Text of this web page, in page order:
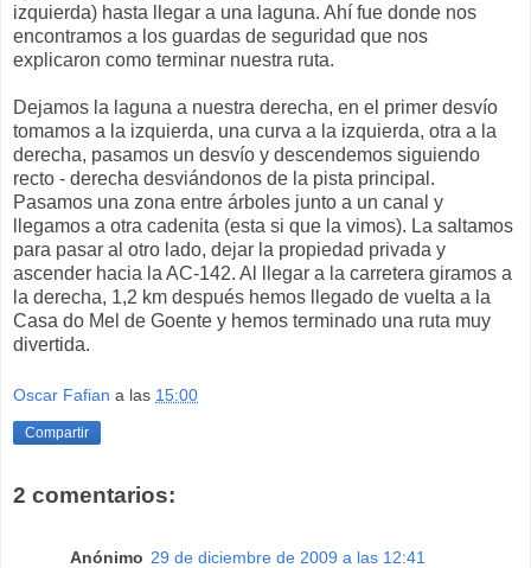
izquierda) hasta llegar a una laguna. Ahí fue donde nos
encontramos a los guardas de seguridad que nos
explicaron como terminar nuestra ruta.
Dejamos la laguna a nuestra derecha, en el primer desvío
tomamos a la izquierda, una curva a la izquierda, otra a la
derecha, pasamos un desvío y descendemos siguiendo
recto - derecha desviándonos de la pista principal.
Pasamos una zona entre árboles junto a un canal y
llegamos a otra cadenita (esta si que la vimos). La saltamos
para pasar al otro lado, dejar la propiedad privada y
ascender hacia la AC-142. Al llegar a la carretera giramos a
la derecha, 1,2 km después hemos llegado de vuelta a la
Casa do Mel de Goente y hemos terminado una ruta muy
divertida.
Oscar Fafian a las 15:00
Compartir
2 comentarios:
Anónimo 29 de diciembre de 2009 a las 12:41